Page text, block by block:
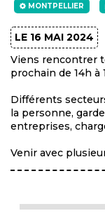
MONTPELLIER
LE 16 MAI 2024
Viens rencontrer
prochain de 14h à
Différents
la personne,
entreprises,
Venir avec